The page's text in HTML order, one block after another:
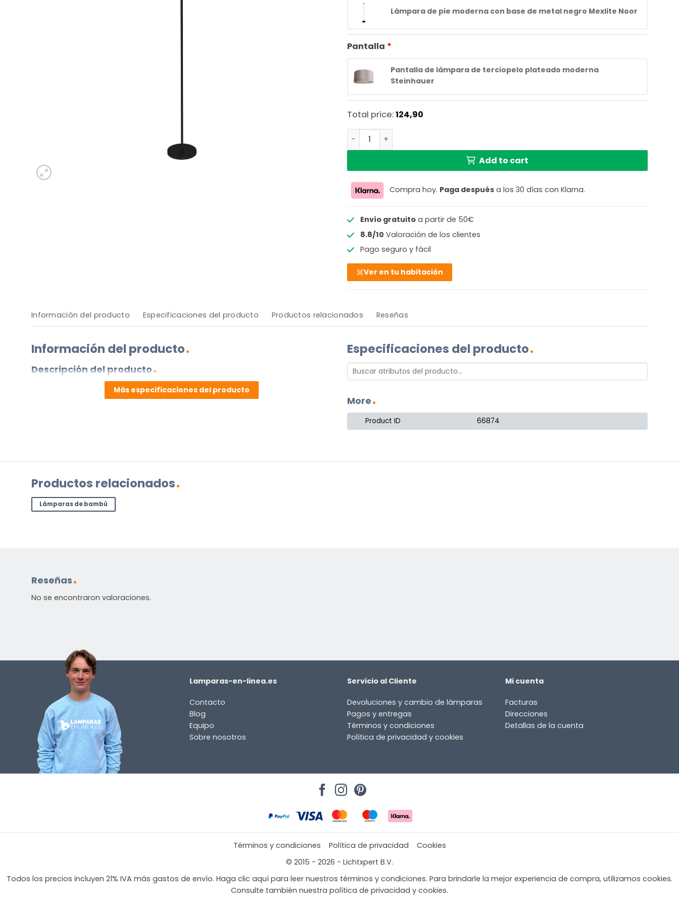
Lámpara de pie moderna con base de metal negro Mexlite Noor
Pantalla
Pantalla de lámpara de terciopelo plateado moderna
Steinhauer
Total price:124,90
Mexlite Noor Negro Base de lámpara - Ø 40 cm - E27 (toma grande) - Topo
Add to cart
Compra hoy. Paga después a los 30 días con Klarna.
Envío gratuitoa partir de 50€
8.8/10 Valoración de los clientes
Pago seguro y fácil
Ver en tu habitación
Información del producto Especificaciones del producto Productos relacionados Reseñas
Información del producto
Descripción del producto
Ventajas y desventajas
Correo
(Obligatorio)
¿Cuál
es
(Obligatorio)
Incluido por defecto
Instrucciones en diferentes idiomas
Etiqueta energética
¿TIENES ALGUNA PREGUNTA?
Más especificaciones del producto
Especificaciones del producto
More
Product ID 66874
Productos relacionados
Lámparas de bambú
Reseñas
No se encontraron valoraciones.
Lamparas-en-linea.es
Contacto
Blog
Equipo
Sobre nosotros
Servicio al Cliente
Devoluciones y cambio de lámparas
Pagos y entregas
Términos y condiciones
Política de privacidad y cookies
Mi cuenta
Facturas
Direcciones
Detallas de la cuenta
Términos y condiciones Política de privacidad
Cookies
© 2015 - 2026 - Lichtxpert B.V.
Todos los precios incluyen 21% IVA más gastos de envío. Haga clic aquí para leer nuestros términos y condiciones. Para brindarle la mejor experiencia de compra, utilizamos cookies.
Consulte también nuestra política de privacidad y cookies.